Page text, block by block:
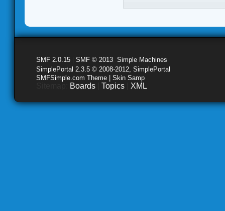
SMF 2.0.15 SMF © 2013 Simple Machines
SimplePortal 2.3.5 © 2008-2012, SimplePortal
SMFSimple.com Theme | Skin Samp
Boards Topics XML